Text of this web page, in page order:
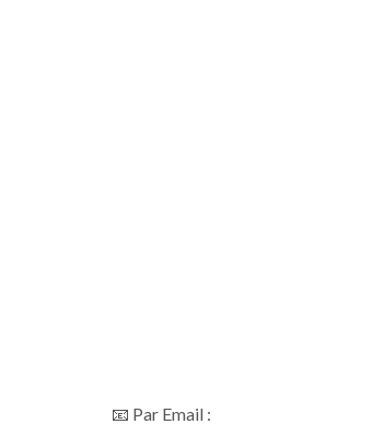
📧 Par Email :